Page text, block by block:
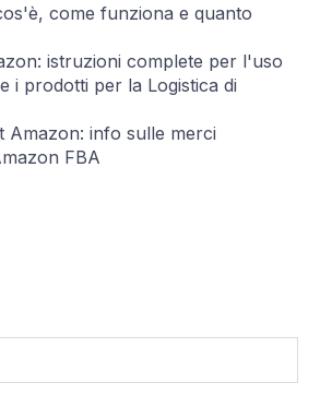
come funziona e quanto
istruzioni complete per l'uso
i prodotti per la Logistica di
Amazon: info sulle merci
FBA